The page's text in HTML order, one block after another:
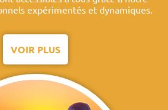
expérimentés et dynamiques.
VOIR PLUS